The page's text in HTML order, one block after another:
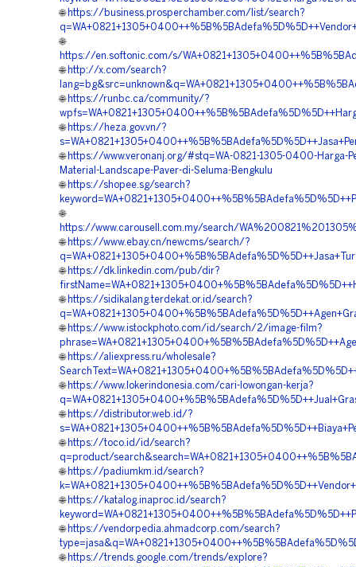
🌐 https://business.prosperchamber.com/list/search?
🌐
https://en.softonic.com/s/
🌐 http://x.com/search?
🌐 https://runbc.ca/community/?
🌐 https://heza.gov.vn/?
🌐 https://www.veronanj.org/#stq=WA-0821-1305-0400-Harga-
Material-Landscape-Paver-di-Seluma-Bengkulu
🌐 https://shopee.sg/search?
🌐
https://www.carousell.com.my/search/
🌐 https://www.ebay.cn/newcms/search/?
🌐 https://dk.linkedin.com/pub/dir?
🌐 https://sidikalang.terdekat.or.id/search?
🌐 https://www.istockphoto.com/id/search/2/image-film?
🌐 https://aliexpress.ru/wholesale?
🌐 https://www.lokerindonesia.com/cari-lowongan-kerja?
🌐 https://distributor.web.id/?
🌐 https://toco.id/id/search?
q=product/
🌐 https://padiumkm.id/search?
🌐 https://katalog.inaproc.id/search?
🌐 https://vendorpedia.ahmadcorp.com/search?
🌐 https://trends.google.com/trends/explore?